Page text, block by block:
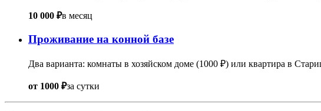
10 000 ₽в месяц
Проживание на конной базе
Два варианта: комнаты в хозяйском доме (1000 ₽) или квартира в
от 1000 ₽за сутки